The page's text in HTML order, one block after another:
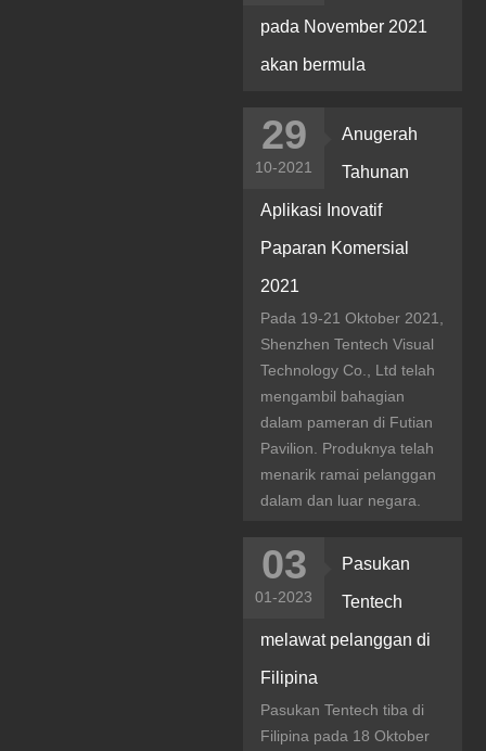
pada November 2021
akan bermula
29
10-2021
Anugerah
Tahunan
Aplikasi Inovatif
Paparan Komersial
2021
Pada 19-21 Oktober 2021,
Shenzhen Tentech Visual
Technology Co., Ltd telah
mengambil bahagian
dalam pameran di Futian
Pavilion. Produknya telah
menarik ramai pelanggan
dalam dan luar negara.
03
01-2023
Pasukan
Tentech
melawat pelanggan di
Filipina
Pasukan Tentech tiba di
Filipina pada 18 Oktober